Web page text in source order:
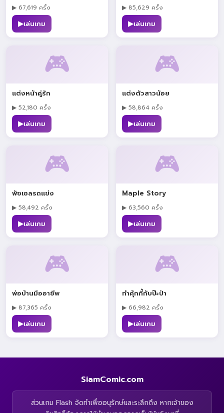
▶ 67,619 ครั้ง
▶เล่นเกม
▶ 85,629 ครั้ง
▶เล่นเกม
🎮
แต่งหน้าคู่รัก
▶ 52,180 ครั้ง
▶เล่นเกม
🎮
แต่งตัวสาวน้อย
▶ 58,864 ครั้ง
▶เล่นเกม
🎮
พัซเซลรถแข่ง
▶ 58,492 ครั้ง
▶เล่นเกม
🎮
Maple Story
▶ 63,560 ครั้ง
▶เล่นเกม
🎮
พ่อบ้านมืออาชีพ
▶ 87,365 ครั้ง
▶เล่นเกม
🎮
ทำคุ้กกี้กับป๊ะป๋า
▶ 66,982 ครั้ง
▶เล่นเกม
SiamComic.com
ส่วนเกม Flash จัดทำเพื่ออนุรักษ์และระลึกถึง หากเจ้าของ